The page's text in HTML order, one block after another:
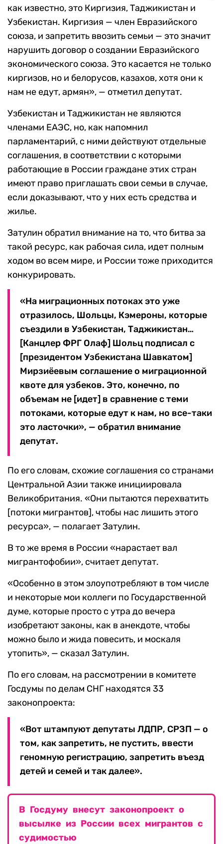
как известно, это Киргизия, Таджикистан и
Узбекистан. Киргизия — член Евразийского
союза, и запретить ввозить семьи — это значит
нарушить договор о создании Евразийского
экономического союза. Это касается не только
киргизов, но и белорусов, казахов, хотя они к
нам не едут, армян», — отметил депутат.
Узбекистан и Таджикистан не являются
членами ЕАЭС, но, как напомнил
парламентарий, с ними действуют отдельные
соглашения, в соответствии с которыми
работающие в России граждане этих стран
имеют право приглашать свои семьи в случае,
если доказывают, что у них есть средства и
жилье.
Затулин обратил внимание на то, что битва за
такой ресурс, как рабочая сила, идет полным
ходом во всем мире, и России тоже приходится
конкурировать.
«На миграционных потоках это уже
отразилось, Шольцы, Кэмероны, которые
съездили в Узбекистан, Таджикистан…
[Канцлер ФРГ Олаф] Шольц подписал с
[президентом Узбекистана Шавкатом]
Мирзиёевым соглашение о миграционной
квоте для узбеков. Это, конечно, по
объемам не [идет] в сравнение с теми
потоками, которые едут к нам, но все-таки
это ласточки», — обратил внимание
депутат.
По его словам, схожие соглашения со странами
Центральной Азии также инициировала
Великобритания. «Они пытаются перехватить
[потоки мигрантов], чтобы нас лишить этого
ресурса», — полагает Затулин.
В то же время в России «нарастает вал
мигрантофобии», считает депутат.
«Особенно в этом злоупотребляют в том числе
и некоторые мои коллеги по Государственной
думе, которые просто с утра до вечера
изобретают законы, как в анекдоте, чтобы
можно было и жида повесить, и москаля
утопить», — сказал Затулин.
По его словам, на рассмотрении в комитете
Госдумы по делам СНГ находятся 33
законопроекта:
«Вот штампуют депутаты ЛДПР, СРЗП — о
том, как запретить, не пустить, ввести
геномную регистрацию, запретить въезд
детей и семей и так далее».
В Госдуму внесут законопроект о
высылке из России всех мигрантов с
судимостью